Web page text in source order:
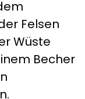
Felsen
Wüste
Becher